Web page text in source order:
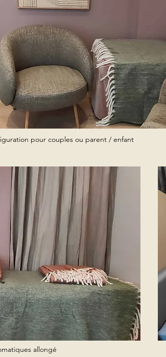
pour couples ou parent / enfant
allongé